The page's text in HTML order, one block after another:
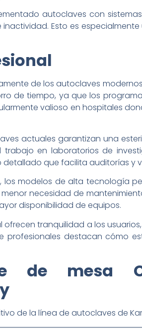
autoclaves con
Esto es
de los autoclaves
de tiempo, ya que los
valioso en hospitales
actuales garantizan una
en laboratorios de
que facilita auditorías y
los modelos de alta tecnología
necesidad de
disponibilidad de equipos.
tranquilidad a los
destacan cómo
de mesa
de la línea de autoclaves de